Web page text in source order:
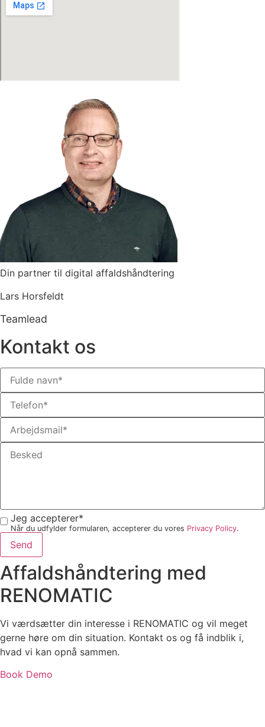
Din partner til digital affaldshåndtering
Lars Horsfeldt
Teamlead
Kontakt os
Jeg accepterer*
Når du udfylder formularen, accepterer du vores Privacy Policy.
Send
Affaldshåndtering med
RENOMATIC
Vi værdsætter din interesse i RENOMATIC og vil meget
gerne høre om din situation. Kontakt os og få indblik i,
hvad vi kan opnå sammen.
Book Demo